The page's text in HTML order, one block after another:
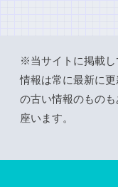
※当サイトに掲載し
情報は常に最新に
の古い情報のもの
座います。